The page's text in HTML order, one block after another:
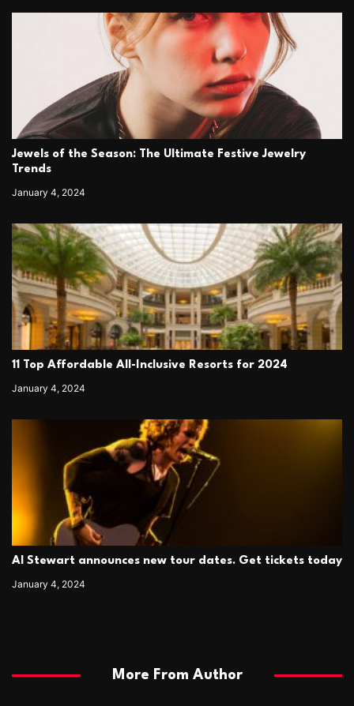
Jewels of the Season: The Ultimate Festive Jewelry
Trends
January 4, 2024
11 Top Affordable All-Inclusive Resorts for 2024
January 4, 2024
Al Stewart announces new tour dates. Get tickets today
January 4, 2024
More From Author